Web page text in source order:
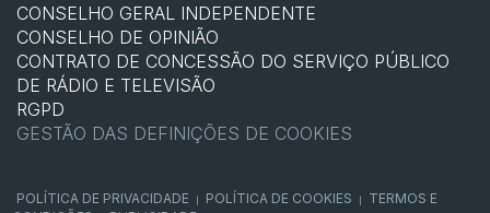
CONSELHO GERAL INDEPENDENTE
CONSELHO DE OPINIÃO
CONTRATO DE CONCESSÃO DO SERVIÇO PÚBLICO
DE RÁDIO E TELEVISÃO
RGPD
GESTÃO DAS DEFINIÇÕES DE COOKIES
POLÍTICA DE PRIVACIDADE POLÍTICA DE COOKIES
TERMOS E